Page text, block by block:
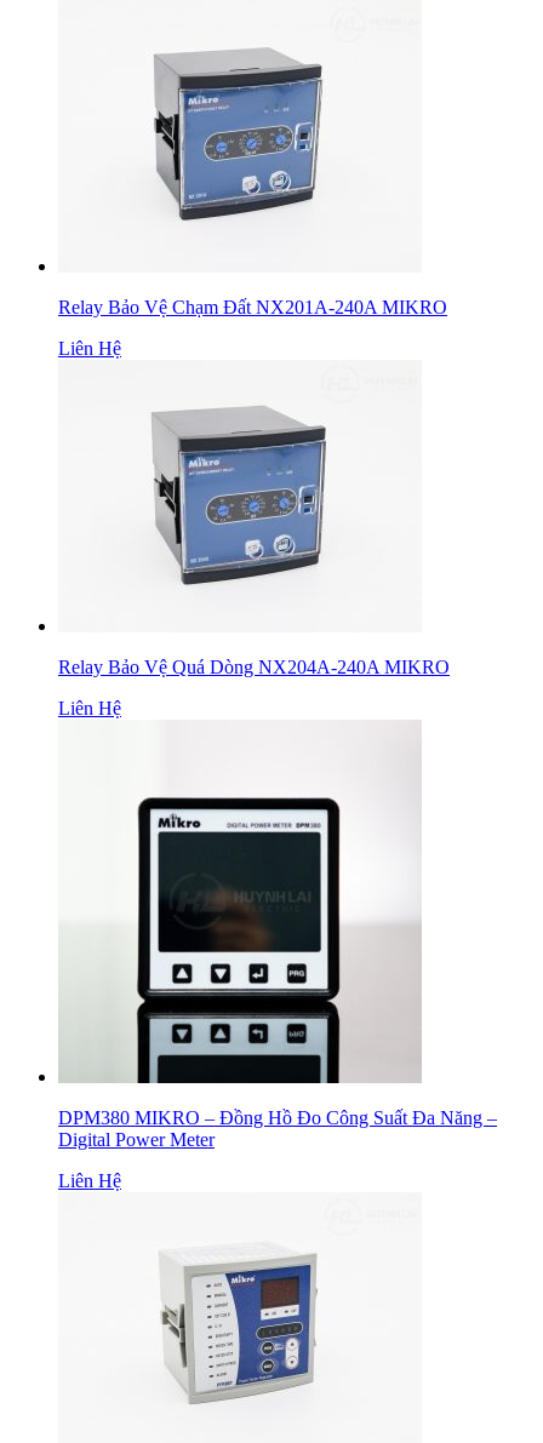
Relay Bảo Vệ Chạm Đất NX201A-240A MIKRO
Liên Hệ
Relay Bảo Vệ Quá Dòng NX204A-240A MIKRO
Liên Hệ
DPM380 MIKRO – Đồng Hồ Đo Công Suất Đa Năng –
Digital Power Meter
Liên Hệ